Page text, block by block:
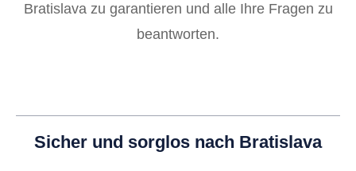
Bratislava zu garantieren und alle Ihre Fragen zu
beantworten.
Sicher und sorglos nach Bratislava